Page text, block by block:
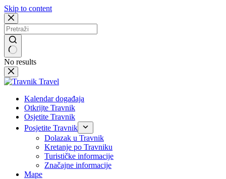
Skip to content
No results
Kalendar događaja
Otkrijte Travnik
Osjetite Travnik
Posjetite Travnik
Dolazak u Travnik
Kretanje po Travniku
Turističke informacije
Značajne informacije
Mape